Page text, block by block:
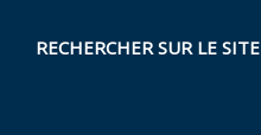
RECHERCHER SUR LE SITE